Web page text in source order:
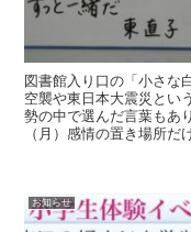
図書館入り口の「小さな
空襲や東日本大震災とい
勢の中で選んだ言葉もあ
（月）感情の置き場所
お知らせ